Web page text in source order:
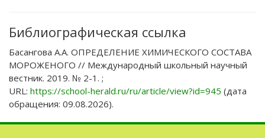
Библиографическая ссылка
Басангова А.А. ОПРЕДЕЛЕНИЕ ХИМИЧЕСКОГО СОСТАВА
МОРОЖЕНОГО // Международный школьный научный
вестник. 2019. № 2-1. ;
URL: https://school-herald.ru/ru/article/view?id=945 (дата
обращения: 09.08.2026).